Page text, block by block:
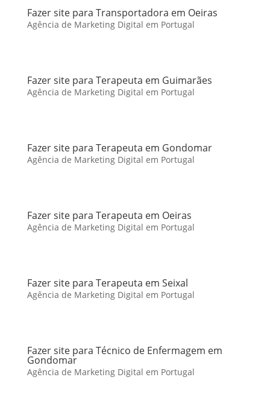
Fazer site para Transportadora em Oeiras
Agência de Marketing Digital em Portugal
Fazer site para Terapeuta em Guimarães
Agência de Marketing Digital em Portugal
Fazer site para Terapeuta em Gondomar
Agência de Marketing Digital em Portugal
Fazer site para Terapeuta em Oeiras
Agência de Marketing Digital em Portugal
Fazer site para Terapeuta em Seixal
Agência de Marketing Digital em Portugal
Fazer site para Técnico de Enfermagem em
Gondomar
Agência de Marketing Digital em Portugal